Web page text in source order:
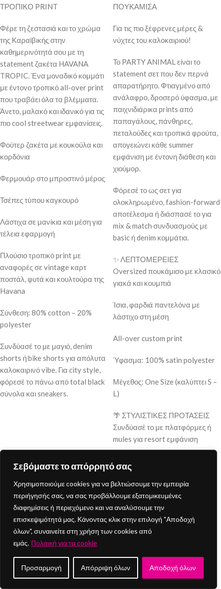
Σεβόμαστε το απόρρητό σας
Χρησιμοποιούμε cookies για να βελτιώσουμε την εμπειρία
περιήγησής σας, να σας προβάλλουμε εξατομικευμένες
διαφημίσεις ή περιεχόμενο και να αναλύσουμε την
επισκεψιμότητά μας. Κάνοντας κλικ στην επιλογή "Αποδοχή
όλων", συναινείτε στη χρήση των cookies από
εμάς. Πολιτική για τα cookie
Προσαρμογή Απόρριψη όλων Αποδοχή όλων
ΤΡΟΠΙΚΟ PRINT
Φέρε τη ζεστασιά και το χρώμα
της Καραϊβικής στην
καθημερινότητά σου με τη
statement ζακέτα HAVANA
TROPIC. Ένα μοναδικό κομμάτι
με έντονο τροπικό all-over print
που τραβάει όλα τα βλέμματα.
Άνετο, μαλακό και ιδανικό για τις
πιο cool streetwear εμφανίσεις.
Φούτερ ζακέτα με κουκούλα και
κορδόνια
Φερμουάρ στο μπροστινό μέρος
Τσέπες τύπου καγκουρό
Λάστιχα σε μανίκια και μέση για
τέλεια εφαρμογή
Πλούσιο τροπικό print με
αναφορές σε vintage καρτ
ποστάλ, φυτά και κουλτούρα της
Havana
Σύνθεση: 80% cotton – 20%
polyester
Συνδύασέ το με μαγιό, denim
shorts ή bike shorts για απόλυτα
καλοκαιρινό vibe. Για city style,
φόρεσέ το πάνω από total black
σύνολα και sneakers.
ΠΟΥΚΑΜΙΣΑ
Για τις πιο ξέφρενες μέρες &
νύχτες του καλοκαιριού!
Το PARTY ANIMAL είναι το
statement σετ που δεν περνά
απαρατήρητο. Φτιαγμένο από
ανάλαφρο, δροσερό ύφασμα, με
παιχνιδιάρικα prints από
παπαγάλους, πάνθηρες,
πεταλούδες και τροπικά φρούτα,
απογειώνει κάθε summer
εμφάνιση με έντονη διάθεση και
χιούμορ.
Φόρεσέ το ως σετ για
ολοκληρωμένο, fashion-forward
αποτέλεσμα ή διάσπασέ το για
mix & match συνδυασμούς με
basic ή denim κομμάτια.
✨ ΛΕΠΤΟΜΕΡΕΙΕΣ
Oversized πουκάμισο με κλασικό
γιακά και κουμπιά
Ίσια, φαρδιά παντελόνα με
λάστιχο στη μέση
All-over custom print
Ύφασμα: 100% satin polyester
Μέγεθος: One Size (καλύπτει S –
L)
🌴 ΣΤΥΛΙΣΤΙΚΕΣ ΠΡΟΤΑΣΕΙΣ
Συνδύασέ το με πλατφόρμες ή
mules για resort εμφάνιση
crop top από μέσα
Πρόσθεσε oversized γυαλιά και
statement σκουλαρίκια
Ιδανικό και για beach to bar
Sold out Sold out